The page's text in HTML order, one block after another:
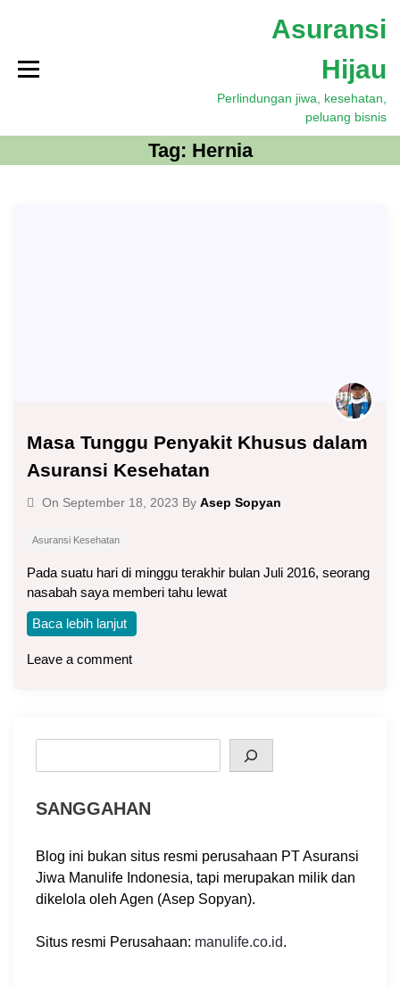
n
Asuransi
Hijau
Perlindungan jiwa, kesehatan,
peluang bisnis
Tag: Hernia
Masa Tunggu Penyakit Khusus dalam
Asuransi Kesehatan
On September 18, 2023 By Asep Sopyan
Asuransi Kesehatan
Pada suatu hari di minggu terakhir bulan Juli 2016, seorang
nasabah saya memberi tahu lewat
Baca lebih lanjut
Leave a comment
SANGGAHAN
Blog ini bukan situs resmi perusahaan PT Asuransi
Jiwa Manulife Indonesia, tapi merupakan milik dan
dikelola oleh Agen (Asep Sopyan).
Situs resmi Perusahaan: manulife.co.id.